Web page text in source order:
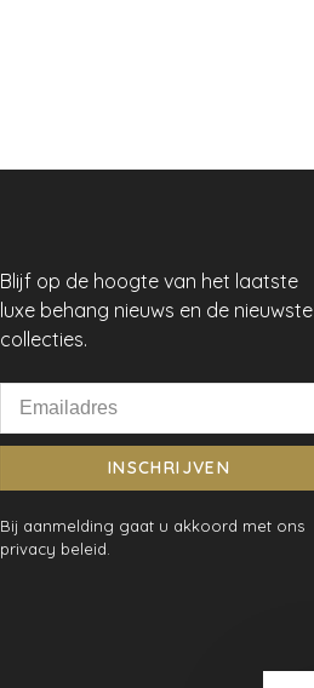
Blijf op de hoogte van het laatste
luxe behang nieuws en de nieuwste
collecties.
INSCHRIJVEN
Bij aanmelding gaat u akkoord met ons
privacy beleid.